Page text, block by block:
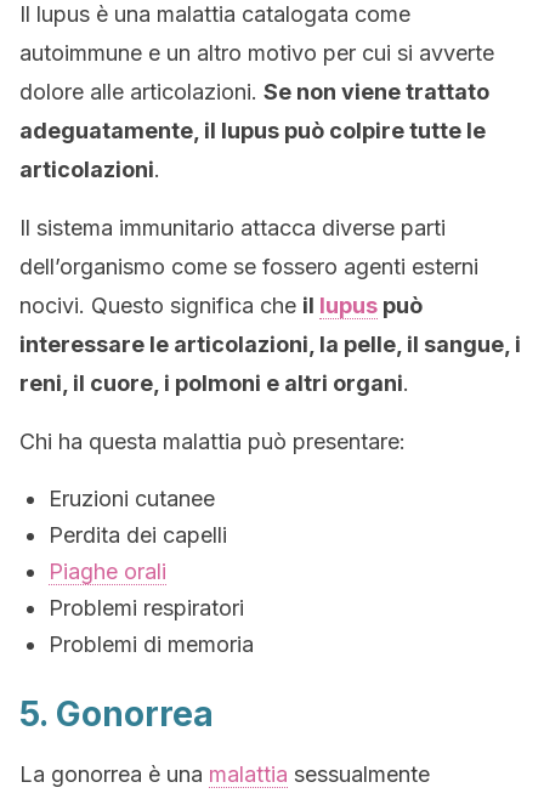
Il lupus è una malattia catalogata come
autoimmune e un altro motivo per cui si avverte
dolore alle articolazioni. Se non viene trattato
adeguatamente, il lupus può colpire tutte le
articolazioni.
Il sistema immunitario attacca diverse parti
dell’organismo come se fossero agenti esterni
nocivi. Questo significa che il lupus può
interessare le articolazioni, la pelle, il sangue, i
reni, il cuore, i polmoni e altri organi.
Chi ha questa malattia può presentare:
Eruzioni cutanee
Perdita dei capelli
Piaghe orali
Problemi respiratori
Problemi di memoria
5. Gonorrea
La gonorrea è una malattia sessualmente